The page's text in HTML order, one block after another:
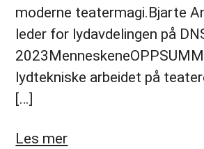
moderne teatermagi.Bjarte
leder for lydavdelingen på
lydtekniske arbeidet på
[…]
Les mer